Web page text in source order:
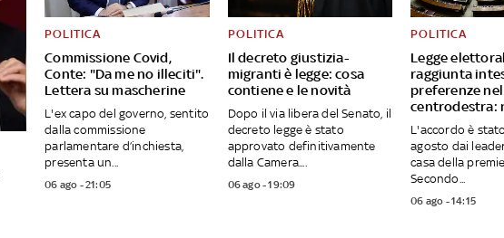
Commissione Covid,
Conte: "Da me no illeciti".
Lettera su mascherine
POLITICA
L'ex capo del governo, sentito
dalla commissione
parlamentare d’inchiesta,
presenta un...
06 ago - 21:05
Il decreto giustizia-
migranti è legge: cosa
contiene e le novità
POLITICA
Dopo il via libera del Senato, il
decreto legge è stato
approvato definitivamente
dalla Camera....
06 ago - 19:09
Legge
raggiunta
preferenze nel
centrodestra:
POLITICA
L'accordo è
agosto dai
casa della
Secondo...
06 ago - 14:15